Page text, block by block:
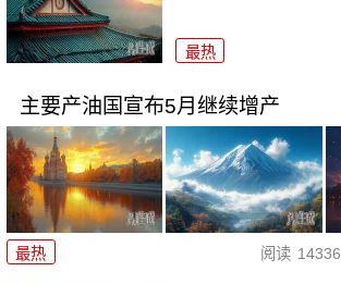
最热
主要产油国宣布5月继续增产
最热 阅读 14336